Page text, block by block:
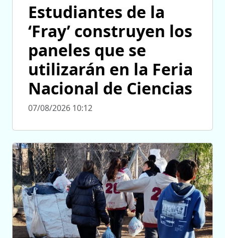
Estudiantes de la
‘Fray’ construyen los
paneles que se
utilizarán en la Feria
Nacional de Ciencias
07/08/2026 10:12